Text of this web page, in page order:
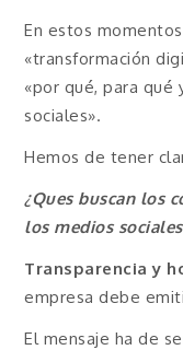
En estos
«transformación
«por qué, para qué
sociales».
Hemos de tener
¿Ques buscan los
los medios
Transparencia y
empresa debe
El mensaje ha de